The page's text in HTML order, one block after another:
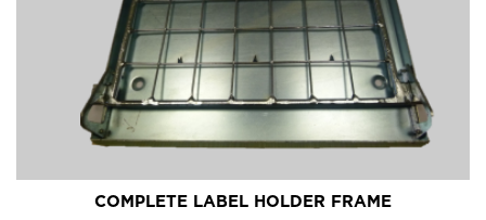
COMPLETE LABEL HOLDER FRAME